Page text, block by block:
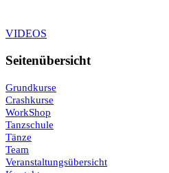
VIDEOS
Seitenübersicht
Grundkurse
Crashkurse
WorkShop
Tanzschule
Tänze
Team
Veranstaltungsübersicht